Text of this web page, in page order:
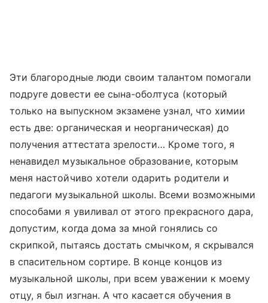
Эти благородные люди своим талантом помогали
подруге довести ее сына-оболтуса (который
только на выпускном экзамене узнал, что химии
есть две: органическая и неорганическая) до
получения аттестата зрелости… Кроме того, я
ненавидел музыкальное образование, которым
меня настойчиво хотели одарить родители и
педагоги музыкальной школы. Всеми возможными
способами я увиливал от этого прекрасного дара,
допустим, когда дома за мной гонялись со
скрипкой, пытаясь достать смычком, я скрывался
в спасительном сортире. В конце концов из
музыкальной школы, при всем уважении к моему
отцу, я был изгнан. А что касается обучения в